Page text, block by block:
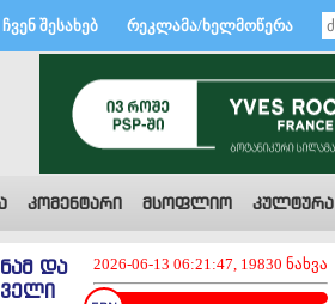
ჩვენ შესახებ რეკლამა/ხელმოწერა
კომენტარი მსოფლიო კულტურა
2026-06-13 06:21:47, 19830 ნახვა
და